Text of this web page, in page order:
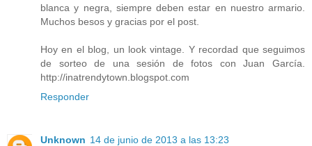
blanca y negra, siempre deben estar en nuestro armario.
Muchos besos y gracias por el post.
Hoy en el blog, un look vintage. Y recordad que seguimos
de sorteo de una sesión de fotos con Juan García.
http://inatrendytown.blogspot.com
Responder
Unknown 14 de junio de 2013 a las 13:23